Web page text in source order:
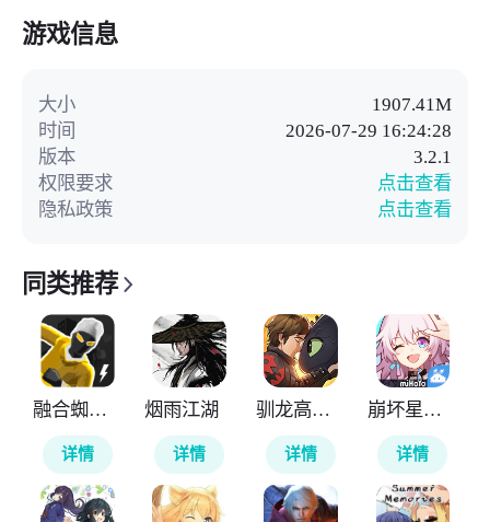
游戏信息
大小
1907.41M
时间
2026-07-29 16:24:28
版本
3.2.1
权限要求
点击查看
隐私政策
点击查看
同类推荐
融合蜘蛛侠
详情
烟雨江湖
详情
驯龙高手旅程
详情
崩坏星穹铁道云游戏
详情